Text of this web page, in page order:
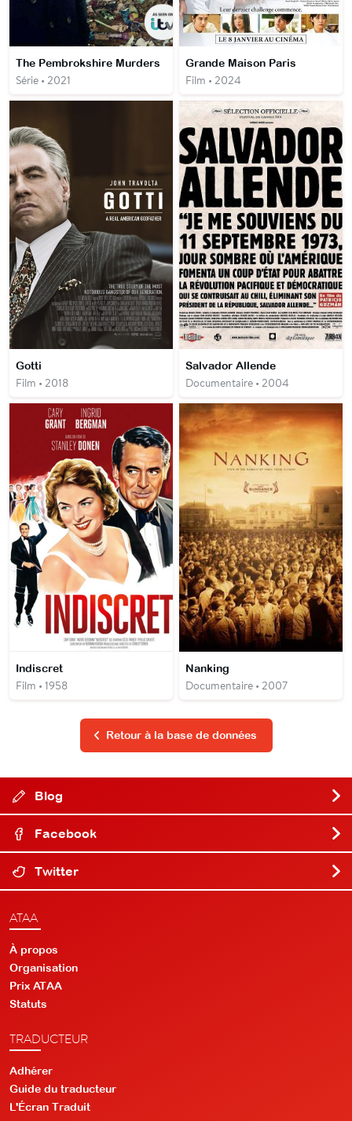
The Pembrokshire Murders
Série • 2021
Grande Maison Paris
Film • 2024
Gotti
Film • 2018
Salvador Allende
Documentaire • 2004
Indiscret
Film • 1958
Nanking
Documentaire • 2007
Retour à la base de données
Blog
Facebook
Twitter
ATAA
À propos
Organisation
Prix ATAA
Statuts
TRADUCTEUR
Adhérer
Guide du traducteur
L'Écran Traduit